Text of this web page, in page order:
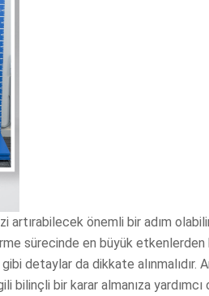
artırabilecek önemli bir adım
sürecinde en büyük
detaylar da dikkate alınmalıdır.
bir karar almanıza yardımcı